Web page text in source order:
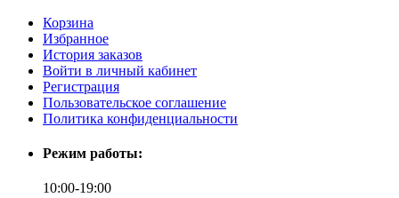
Корзина
Избранное
История заказов
Войти в личный кабинет
Регистрация
Пользовательское соглашение
Политика конфиденциальности
Режим работы:
10:00-19:00